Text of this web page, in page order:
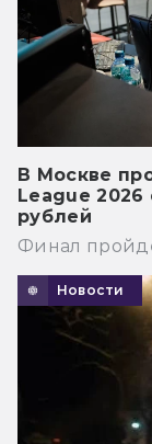
В Москве
League
рублей
Финал
Новости